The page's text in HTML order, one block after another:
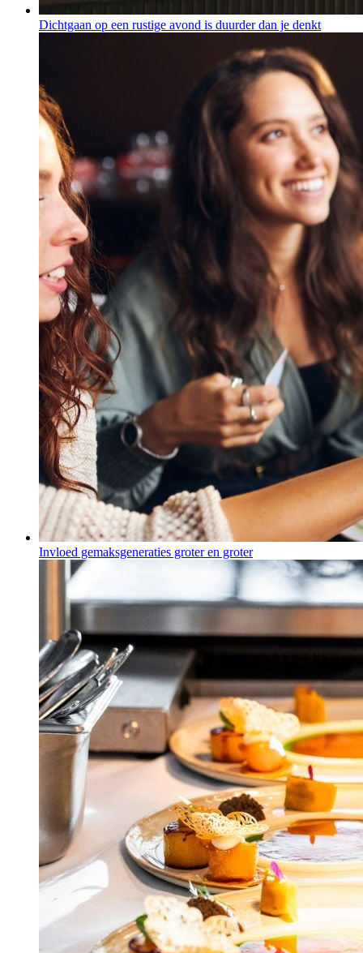
Dichtgaan op een rustige avond is duurder dan je denkt
Invloed gemaksgeneraties groter en groter